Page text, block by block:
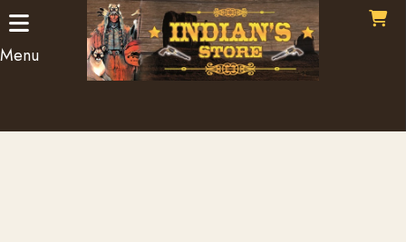
Menu
Panneau de gestion des cookies